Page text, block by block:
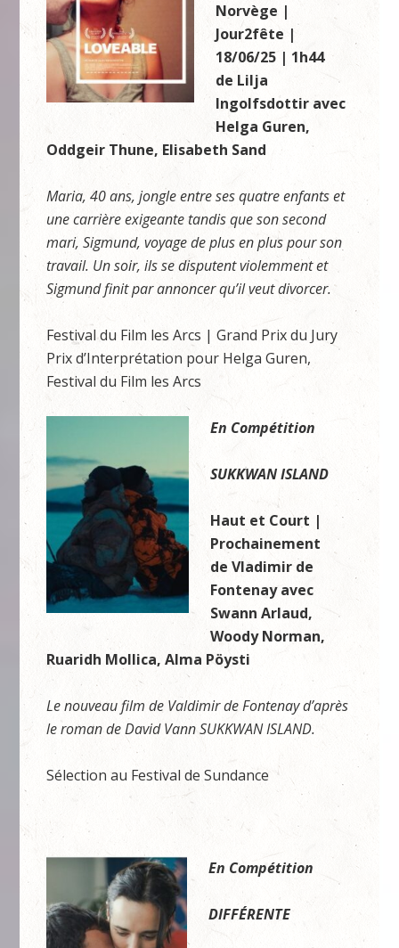
Norvège |
Jour2fête |
18/06/25 | 1h44
de Lilja
Ingolfsdottir avec
Helga Guren,
Oddgeir Thune, Elisabeth Sand
Maria, 40 ans, jongle entre ses quatre enfants et
une carrière exigeante tandis que son second
mari, Sigmund, voyage de plus en plus pour son
travail. Un soir, ils se disputent violemment et
Sigmund finit par annoncer qu’il veut divorcer.
Festival du Film les Arcs | Grand Prix du Jury
Prix d’Interprétation pour Helga Guren,
Festival du Film les Arcs
En Compétition
SUKKWAN ISLAND
Haut et Court |
Prochainement
de Vladimir de
Fontenay avec
Swann Arlaud,
Woody Norman,
Ruaridh Mollica, Alma Pöysti
Le nouveau film de Valdimir de Fontenay d’après
le roman de David Vann SUKKWAN ISLAND.
Sélection au Festival de Sundance
En Compétition
DIFFÉRENTE